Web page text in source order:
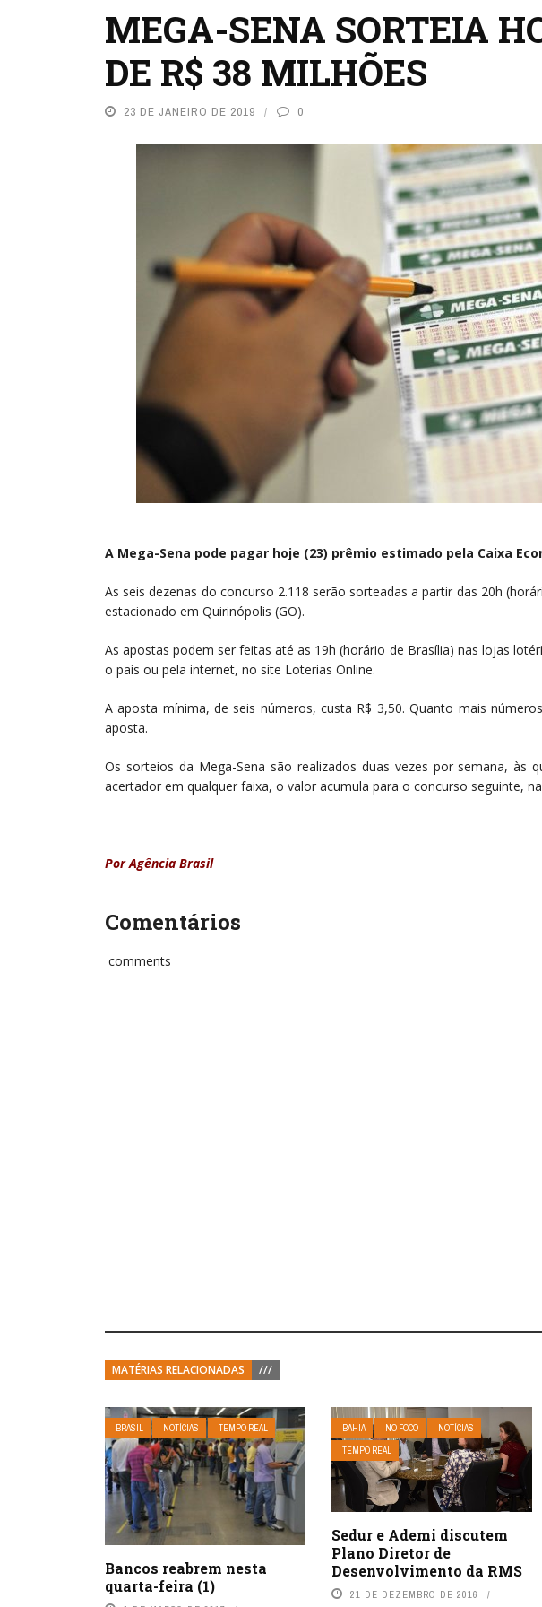
MEGA-SENA SORTEIA
DE R$ 38 MILHÕES
23 DE JANEIRO DE 2019 0
A Mega-Sena pode pagar hoje (23) prêmio estimado pela Caixa
As seis dezenas do concurso 2.118 serão sorteadas a partir das 20h
estacionado em Quirinópolis (GO).
As apostas podem ser feitas até as 19h (horário de Brasília) nas lojas
o país ou pela internet, no site Loterias Online.
A aposta mínima, de seis números, custa R$ 3,50. Quanto mais
aposta.
Os sorteios da Mega-Sena são realizados duas vezes por semana, às
acertador em qualquer faixa, o valor acumula para o concurso seguinte,
Por Agência Brasil
Comentários
comments
MATÉRIAS RELACIONADAS ///
BRASIL NOTÍCIAS TEMPO REAL
Bancos reabrem nesta
quarta-feira (1)
BAHIA NO FOCO
NOTÍCIAS
TEMPO REAL
Sedur e Ademi discutem
Plano Diretor de
Desenvolvimento da RMS
21 DE DEZEMBRO DE 2016